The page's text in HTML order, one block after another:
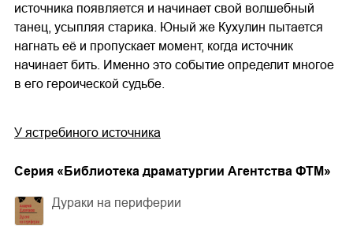
источника появляется и начинает свой волшебный
танец, усыпляя старика. Юный же Кухулин пытается
нагнать её и пропускает момент, когда источник
начинает бить. Именно это событие определит многое
в его героической судьбе.
У ястребиного источника
Cерия « Библиотека драматургии Агентства ФТМ »
Дураки на периферии